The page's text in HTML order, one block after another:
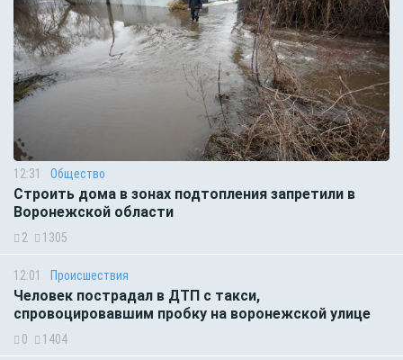
12:31 Общество
Строить дома в зонах подтопления запретили в
Воронежской области
2 1305
12:01 Происшествия
Человек пострадал в ДТП с такси,
спровоцировавшим пробку на воронежской улице
0 1404